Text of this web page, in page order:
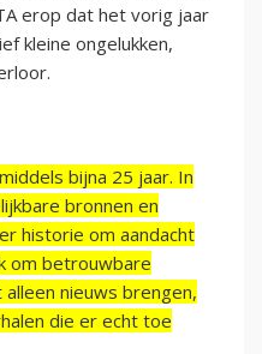
erop dat het vorig jaar
kleine ongelukken,
bijna 25 jaar. In
bronnen en
historie om aandacht
om betrouwbare
nieuws brengen,
die er echt toe